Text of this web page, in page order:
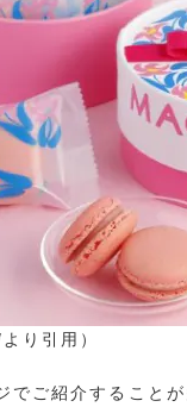
り引用）
でご紹介すること